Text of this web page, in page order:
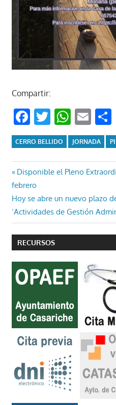
Compartir:
Facebook
Twitter
CERRO BELLIDO JORNADA
Navegación
de
entradas
Entrada
anterior:
Disponible el Pleno
febrero
Entrada
siguiente:
Hoy se abre un nuevo plazo
‘Actividades de Gestión
RECURSOS